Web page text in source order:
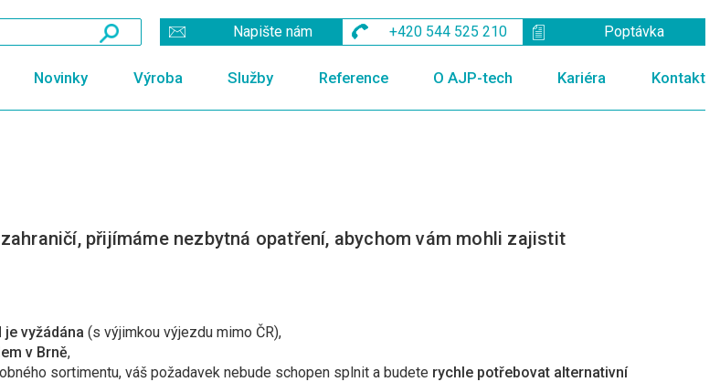
Poptávka
+420 544 525 210
Napište nám
Novinky Výroba Služby Reference O AJP-tech Kariéra Kontakt
přijímáme nezbytná opatření, abychom vám mohli zajistit
vyžádána (s výjimkou výjezdu mimo ČR),
v Brně,
sortimentu, váš požadavek nebude schopen splnit a budete rychle potřebovat alternativní